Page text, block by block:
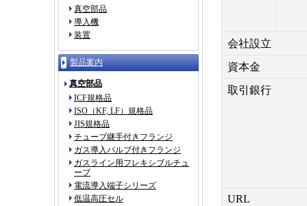
真空部品
導入機
装置
製品案内
真空部品
ICF規格品
ISO（KF, LF）規格品
JIS規格品
チューブ継手付きフランジ
ガス導入バルブ付きフランジ
ガスライン用フレキシブルチュ
ーブ
電流導入端子シリーズ
低温高圧セル
会社設立
資本金
取引銀行
URL